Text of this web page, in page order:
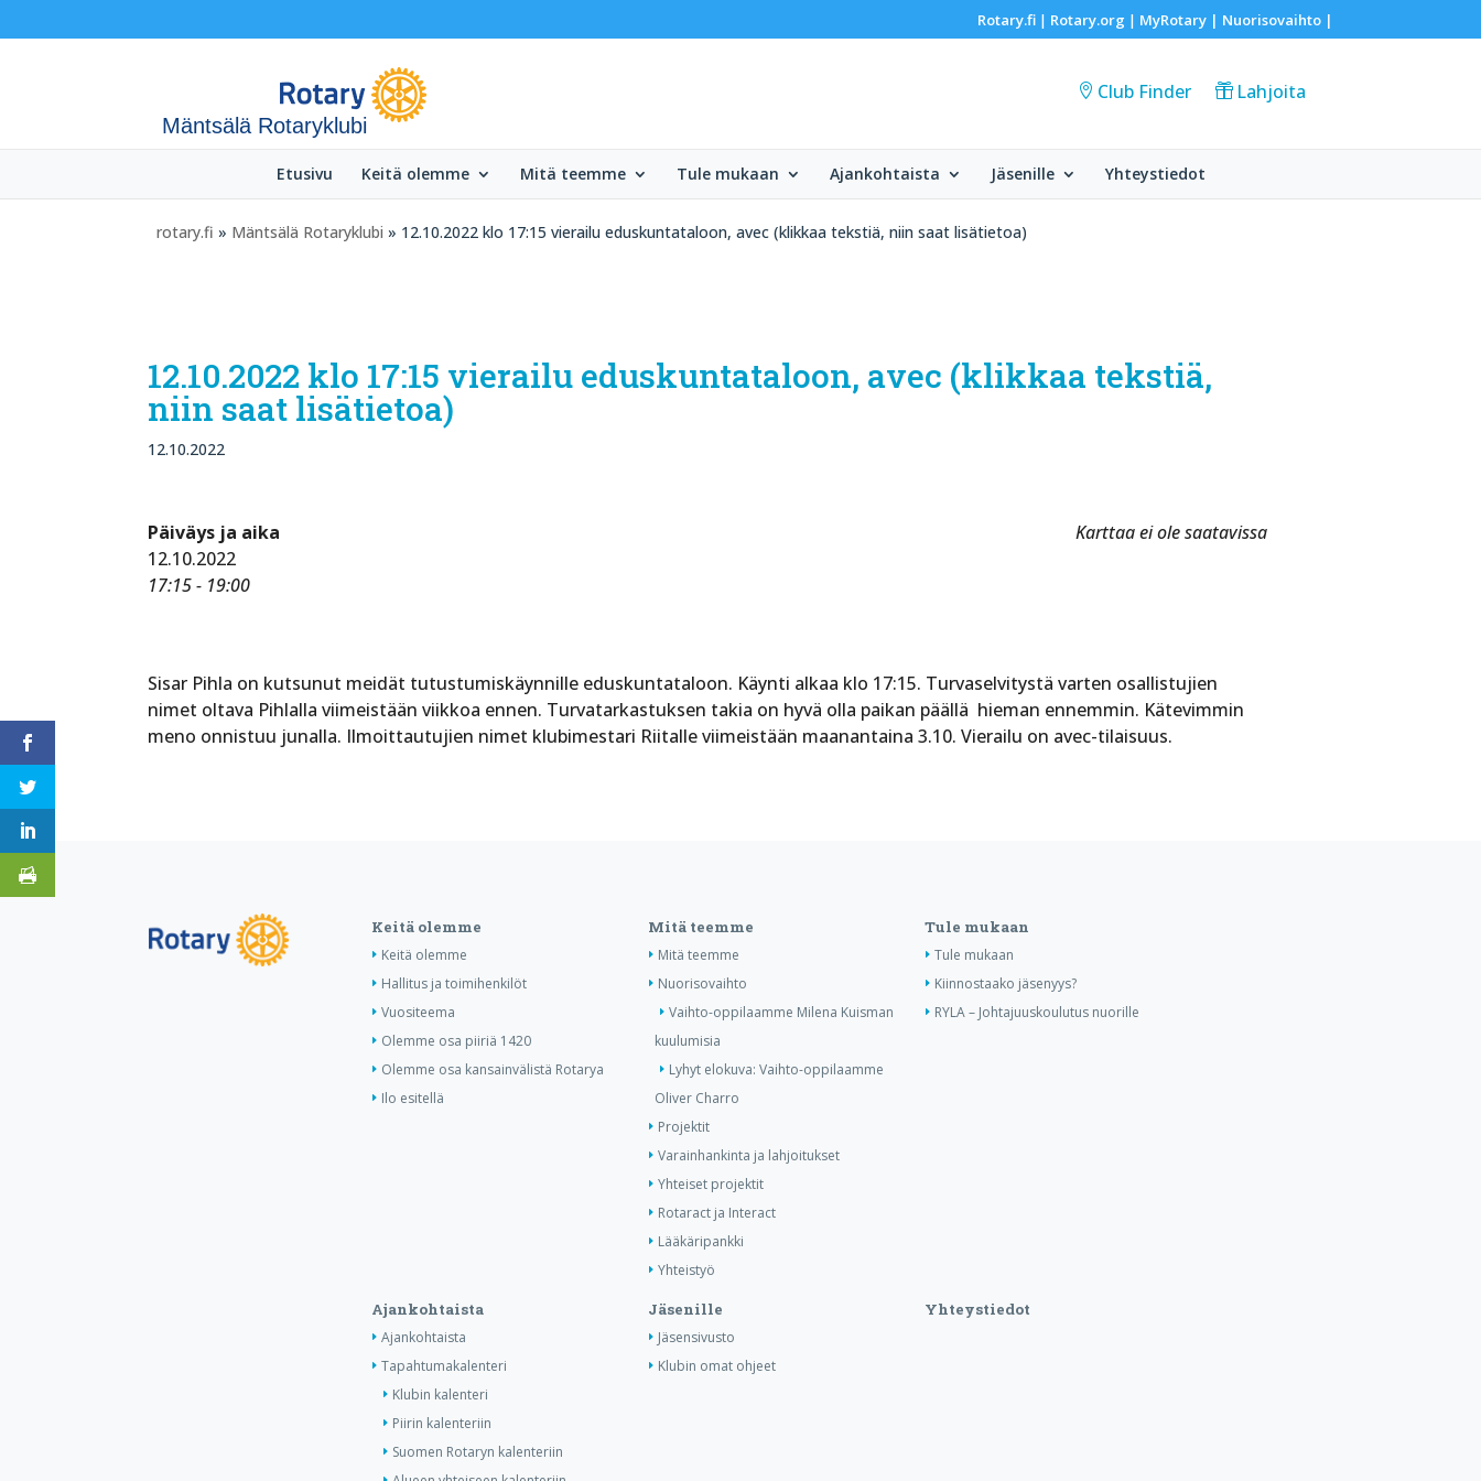
Rotary.fi| Rotary.org | MyRotary | Nuorisovaihto|
Mäntsälä Rotaryklubi
Club Finder Lahjoita
Etusivu Keitä olemme Mitä teemme Tule mukaan Ajankohtaista Jäsenille Yhteystiedot
rotary.fi » Mäntsälä Rotaryklubi » 12.10.2022 klo 17:15 vierailu eduskuntataloon, avec (klikkaa tekstiä, niin saat lisätietoa)
12.10.2022 klo 17:15 vierailu eduskuntataloon, avec (klikkaa tekstiä,
niin saat lisätietoa)
12.10.2022
Karttaa ei ole saatavissa
Päiväys ja aika
12.10.2022
17:15 - 19:00
Sisar Pihla on kutsunut meidät tutustumiskäynnille eduskuntataloon. Käynti alkaa klo 17:15. Turvaselvitystä varten osallistujien
nimet oltava Pihlalla viimeistään viikkoa ennen. Turvatarkastuksen takia on hyvä olla paikan päällä hieman ennemmin. Kätevimmin
meno onnistuu junalla. Ilmoittautujien nimet klubimestari Riitalle viimeistään maanantaina 3.10. Vierailu on avec-tilaisuus.
Keitä olemme
Keitä olemme
Hallitus ja toimihenkilöt
Vuositeema
Olemme osa piiriä 1420
Olemme osa kansainvälistä Rotarya
Ilo esitellä
Mitä teemme
Mitä teemme
Nuorisovaihto
Vaihto-oppilaamme Milena Kuisman
kuulumisia
Lyhyt elokuva: Vaihto-oppilaamme
Oliver Charro
Projektit
Varainhankinta ja lahjoitukset
Yhteiset projektit
Rotaract ja Interact
Lääkäripankki
Yhteistyö
Tule mukaan
Tule mukaan
Kiinnostaako jäsenyys?
RYLA – Johtajuuskoulutus nuorille
Ajankohtaista
Ajankohtaista
Tapahtumakalenteri
Klubin kalenteri
Piirin kalenteriin
Suomen Rotaryn kalenteriin
Jäsenille
Jäsensivusto
Klubin omat ohjeet
Yhteystiedot